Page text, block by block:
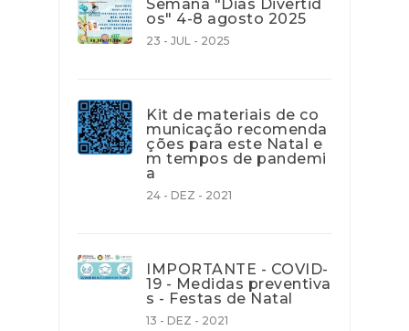
Semana "Dias Divertid
os" 4-8 agosto 2025
23 - JUL - 2025
Kit de materiais de co
municação recomenda
ções para este Natal e
m tempos de pandemi
a
24 - DEZ - 2021
IMPORTANTE - COVID-
19 - Medidas preventiva
s - Festas de Natal
13 - DEZ - 2021